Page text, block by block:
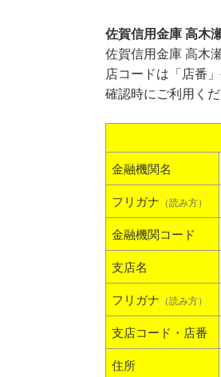
佐賀信用金庫 高木
佐賀信用金庫 高木
店コードは「店番
確認時にご利用くだ
金融機関名
フリガナ （読み方）
金融機関コード
支店名
フリガナ （読み方）
支店コード・店番
住所